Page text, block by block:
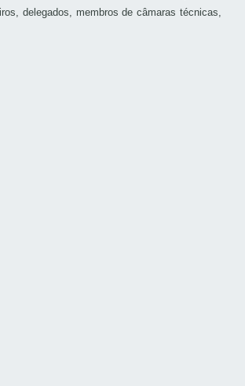
delegados, membros de câmaras técnicas,